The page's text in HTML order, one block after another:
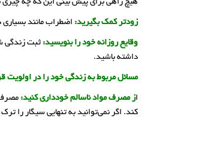
هیچ راهی برای پیش بینی این که چه چیزی
زودتر کمک بگیرید: اضطراب مانند
وقایع روزانه خود را بنویسید: ثبت زندگی
داشته باشید.
مسائل مربوط به زندگی خود را در اولویت
از مصرف مواد ناسالم خودداری کنید: مصرف
کند. اگر نمی‌توانید به تنهایی سیگار را